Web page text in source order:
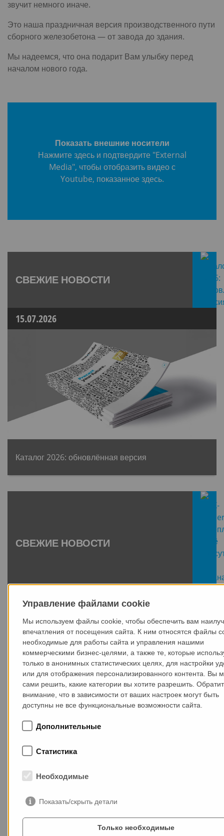
звучит немного иначе.
Это наша праздничная версия производственного пути
сборного железобетона — от завода до здания.
Мы надеемся, что она подарит Вам улыбку перед
началом нового года.
Показать внешние носители
Нажмите здесь и подтвердите "External
Media", чтобы отобразить видео с
Youtube, показанное здесь.
СВЕЖИЕ НОВОСТИ
15.07.2026
Каталог 2026: обновлённая версия
СВЕЖИЕ НОВОСТИ
10.07.2026
MAX-truder укрепляет своё присутствие в странах
Балтии
Управление файлами cookie
Мы используем файлы cookie, чтобы обеспечить вам
впечатления от посещения сайта. К ним относятся файлы
необходимые для работы сайта и управления нашими
коммерческими бизнес-целями, а также те, которые
только в анонимных статистических целях, для настройки
или для отображения персонализированного контента. Вы
сами решить, какие категории вы хотите разрешить.
внимание, что в зависимости от ваших настроек могут быть
доступны не все функциональные возможности сайта.
Дополнительные
Статистика
Необходимые
Показать/скрыть детали
Только необходимые